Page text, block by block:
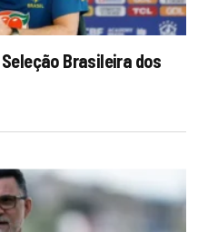
Brasileira dos